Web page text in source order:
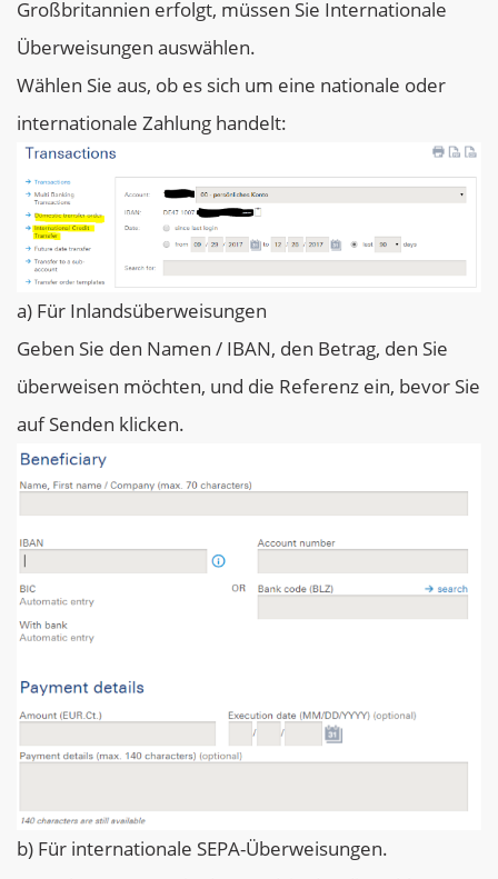
Großbritannien erfolgt, müssen Sie Internationale
Überweisungen auswählen.
Wählen Sie aus, ob es sich um eine nationale oder
internationale Zahlung handelt:
a) Für Inlandsüberweisungen
Geben Sie den Namen / IBAN, den Betrag, den Sie
überweisen möchten, und die Referenz ein, bevor Sie
auf Senden klicken.
b) Für internationale SEPA-Überweisungen.